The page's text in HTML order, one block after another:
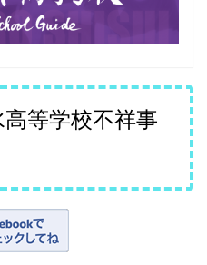
等学校不祥事